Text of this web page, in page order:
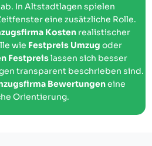
In Altstadtlagen spielen
eine zusätzliche Rolle.
Kosten realistischer
wie Festpreis Umzug oder
Festpreislassen sich besser
transparent beschrieben sind.
Bewertungeneine
Orientierung.